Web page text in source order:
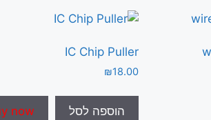
בעמוד
המוצר
IС Chip Puller
₪18.00
הוספה לסל now